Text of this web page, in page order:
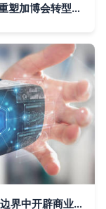
科技赋能制造 物联网与VR/AR技术如何重塑加博会转型之路
虚实之间的商机 VR眼镜技术如何在模糊边界中开辟商业新维度